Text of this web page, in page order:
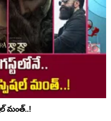
మంత్..!